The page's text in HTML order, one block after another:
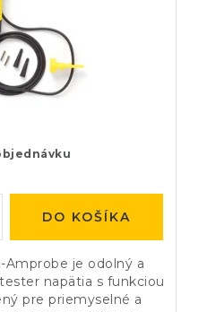
DO KOŠÍKA
Amprobe je odolný a
napätia s funkciou
pre priemyselné a